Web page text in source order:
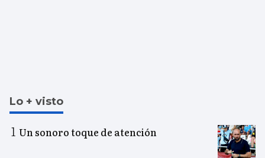
Lo + visto
Un sonoro toque de atención